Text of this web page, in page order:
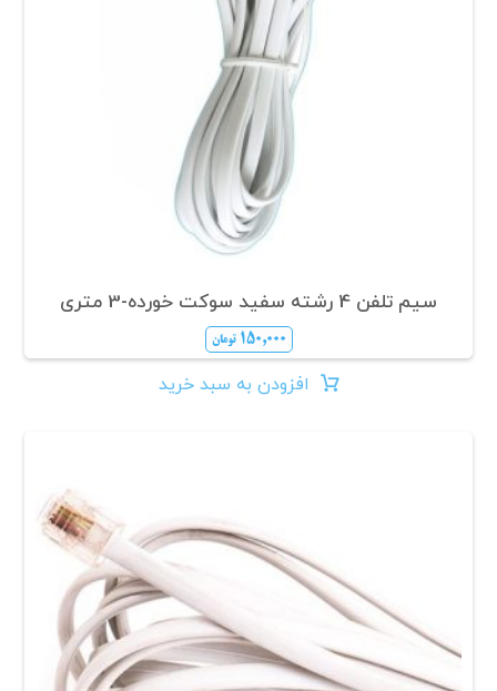
سیم تلفن 4 رشته سفید سوکت خورده-3 متری
۱۵۰,۰۰۰ تومان
افزودن به سبد خرید